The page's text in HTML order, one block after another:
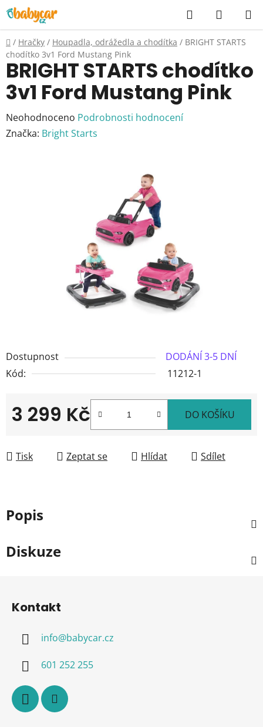
Přejít
na
obsah
Hledat
KOŠÍK
Domů
/ Hračky / Houpadla, odrážedla a chodítka / BRIGHT STARTS
chodítko 3v1 Ford Mustang Pink
Dostupnost
DODÁNÍ 3-5 DNÍ
Kód:
11212-1
3 299 Kč DO KOŠÍKU
Tisk Zeptat se Hlídat Sdílet
BRIGHT STARTS chodítko
3v1 Ford Mustang Pink
Průměrné
hodnocení
Neohodnoceno Podrobnosti hodnocení
Značka: Bright Starts
Popis
Diskuze
Kontakt
info@babycar.cz
601 252 255